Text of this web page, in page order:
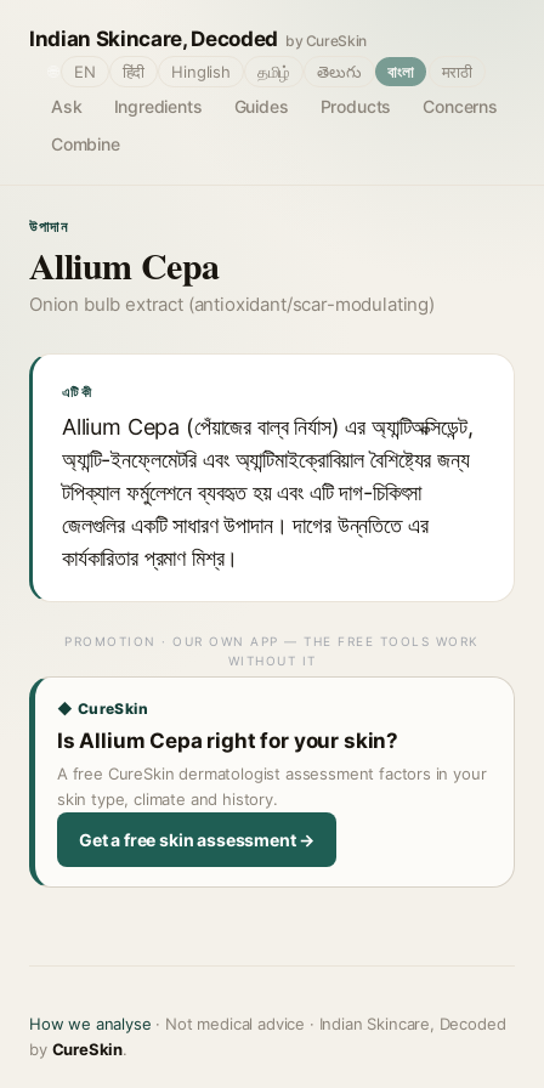
Indian Skincare, Decoded by CureSkin
Ask Ingredients Guides Products
Concerns
Combine
EN हिंदी Hinglish தமிழ் తెలుగు বাংলা मराठी
উপাদান
Allium Cepa
Onion bulb extract (antioxidant/scar-modulating)
এটি কী
Allium Cepa (পেঁয়াজের বাল্ব নির্যাস) এর অ্যান্টিঅক্সিডেন্ট,
অ্যান্টি-ইনফ্লেমেটরি এবং অ্যান্টিমাইক্রোবিয়াল বৈশিষ্ট্যের জন্য
টপিক্যাল ফর্মুলেশনে ব্যবহৃত হয় এবং এটি দাগ-চিকিৎসা
জেলগুলির একটি সাধারণ উপাদান। দাগের উন্নতিতে এর
কার্যকারিতার প্রমাণ মিশ্র।
PROMOTION · OUR OWN APP — THE FREE TOOLS WORK
WITHOUT IT
◆ CureSkin
Is Allium Cepa right for your skin?
A free CureSkin dermatologist assessment factors in your
skin type, climate and history.
Get a free skin assessment →
How we analyse · Not medical advice · Indian Skincare, Decoded
by CureSkin.